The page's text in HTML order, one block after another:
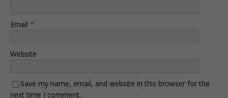
Email *
Website
Save my name, email, and website in this browser for the
next time I comment.